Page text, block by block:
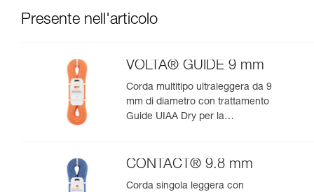
Presente nell'articolo
VOLTA® GUIDE 9 mm
Corda multitipo ultraleggera da 9
mm di diametro con trattamento
Guide UIAA Dry per la
CONTACT® 9.8 mm
Corda singola leggera con